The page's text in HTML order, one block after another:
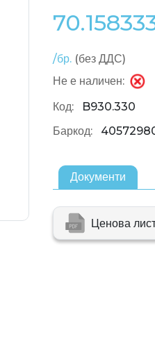
/бр. (без ДДС)
Не е наличен:
Код:
B930.330
Баркод:
Документи
Ценова